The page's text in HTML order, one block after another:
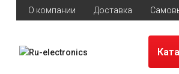
О компании Доставка